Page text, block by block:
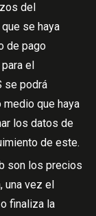
del
se haya
de pago
el
se podrá
que haya
los datos de
de este.
son los precios
una vez el
finaliza la